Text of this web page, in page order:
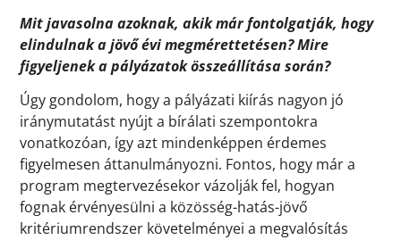
Mit javasolna azoknak, akik már fontolgatják, hogy
elindulnak a jövő évi megmérettetésen? Mire
figyeljenek a pályázatok összeállítása során?
Úgy gondolom, hogy a pályázati kiírás nagyon jó
iránymutatást nyújt a bírálati szempontokra
vonatkozóan, így azt mindenképpen érdemes
figyelmesen áttanulmányozni. Fontos, hogy már a
program megtervezésekor vázolják fel, hogyan
fognak érvényesülni a közösség-hatás-jövő
kritériumrendszer követelményei a megvalósítás